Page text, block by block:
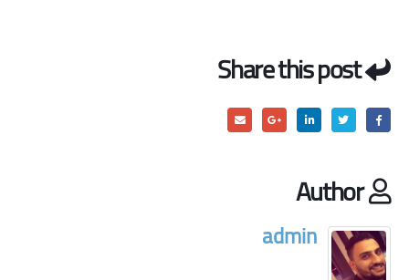
Share this post
Author
admin